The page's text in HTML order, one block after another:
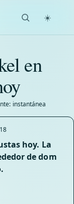
☀️
en
instantánea
hoy. La
de dom